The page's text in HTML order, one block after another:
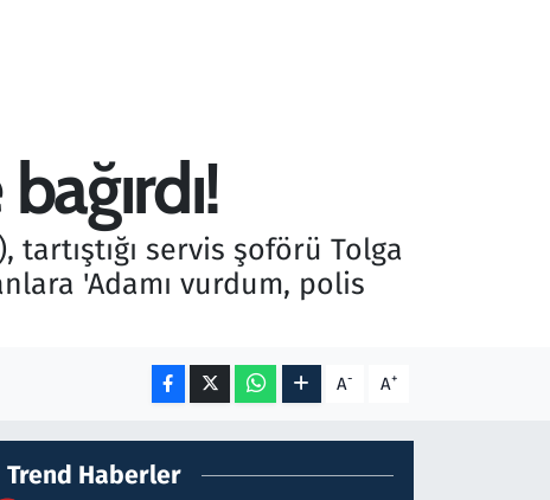
tartıştığı servis şoförü Tolga
'Adamı vurdum, polis
A- A+
Trend Haberler